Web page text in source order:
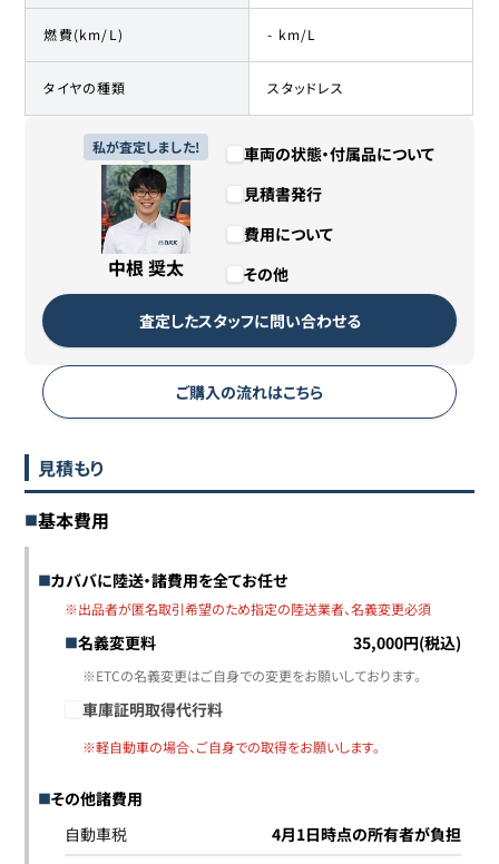
燃費(km/L) - km/L
タイヤの種類 スタッドレス
私が査定しました!
中根 奨太
車両の状態・付属品について
見積書発行
費用について
その他
査定したスタッフに問い合わせる
ご購入の流れはこちら
見積もり
基本費用
カババに陸送・諸費用を全てお任せ
※出品者が匿名取引希望のため指定の陸送業者、名義変更必須
名義変更料 35,000円(税込)
※ETCの名義変更はご自身での変更をお願いしております。
車庫証明取得代行料
※軽自動車の場合、ご自身での取得をお願いします。
その他諸費用
自動車税
4月1日時点の所有者が負担